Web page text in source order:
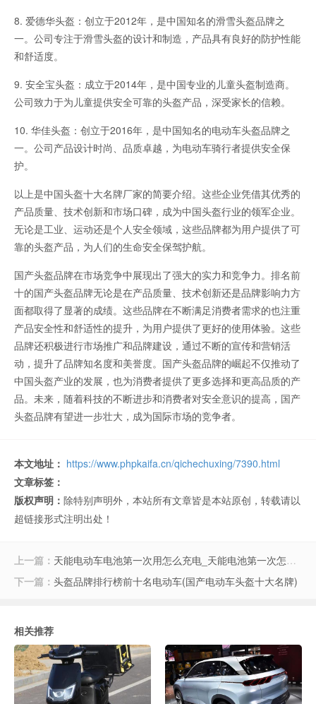
8. 爱德华头盔：创立于2012年，是中国知名的滑雪头盔品牌之
一。公司专注于滑雪头盔的设计和制造，产品具有良好的防护性能
和舒适度。
9. 安全宝头盔：成立于2014年，是中国专业的儿童头盔制造商。
公司致力于为儿童提供安全可靠的头盔产品，深受家长的信赖。
10. 华佳头盔：创立于2016年，是中国知名的电动车头盔品牌之
一。公司产品设计时尚、品质卓越，为电动车骑行者提供安全保
护。
以上是中国头盔十大名牌厂家的简要介绍。这些企业凭借其优秀的
产品质量、技术创新和市场口碑，成为中国头盔行业的领军企业。
无论是工业、运动还是个人安全领域，这些品牌都为用户提供了可
靠的头盔产品，为人们的生命安全保驾护航。
国产头盔品牌在市场竞争中展现出了强大的实力和竞争力。排名前
十的国产头盔品牌无论是在产品质量、技术创新还是品牌影响力方
面都取得了显著的成绩。这些品牌在不断满足消费者需求的也注重
产品安全性和舒适性的提升，为用户提供了更好的使用体验。这些
品牌还积极进行市场推广和品牌建设，通过不断的宣传和营销活
动，提升了品牌知名度和美誉度。国产头盔品牌的崛起不仅推动了
中国头盔产业的发展，也为消费者提供了更多选择和更高品质的产
品。未来，随着科技的不断进步和消费者对安全意识的提高，国产
头盔品牌有望进一步壮大，成为国际市场的竞争者。
本文地址： https://www.phpkaifa.cn/qichechuxing/7390.html
文章标签：
版权声明： 除特别声明外，本站所有文章皆是本站原创，转载请以
超链接形式注明出处！
上一篇： 天能电动车电池第一次用怎么充电_天能电池第一次怎么充电好
下一篇： 头盔品牌排行榜前十名电动车(国产电动车头盔十大名牌)
相关推荐